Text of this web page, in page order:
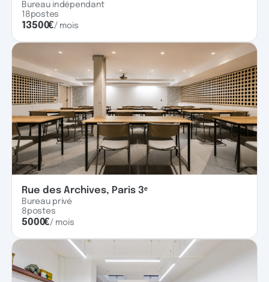
Bureau indépendant
18postes
13500€/ mois
Rue des Archives, Paris 3ᵉ
Bureau privé
8postes
5000€/ mois